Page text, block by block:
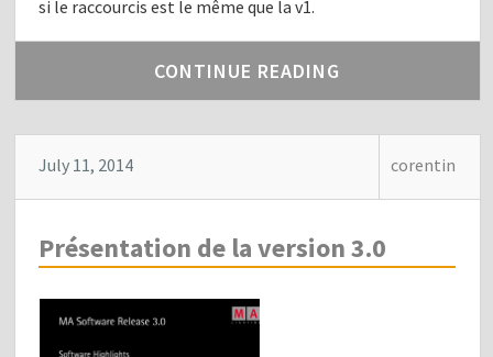
si le raccourcis est le même que la v1.
CONTINUE READING
July 11, 2014 corentin
Présentation de la version 3.0